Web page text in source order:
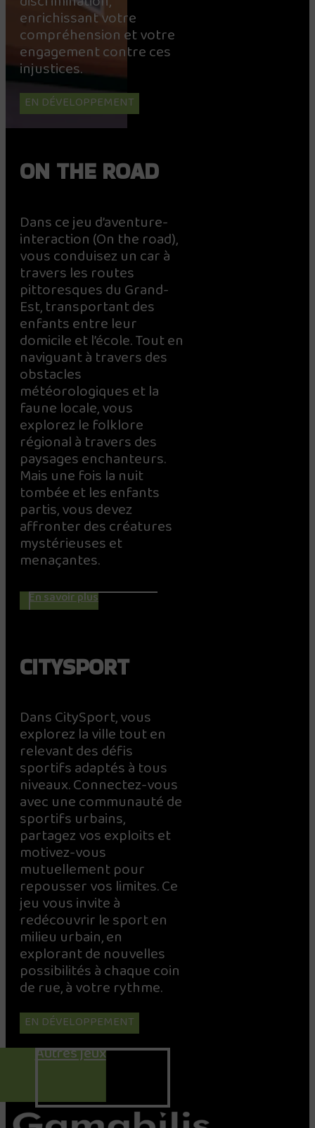
enrichissant votre
compréhension et votre
engagement contre ces
injustices.
EN DÉVELOPPEMENT
ON THE ROAD
Dans ce jeu d’aventure-
interaction (On the road),
vous conduisez un car à
travers les routes
pittoresques du Grand-
Est, transportant des
enfants entre leur
domicile et l’école. Tout en
naviguant à travers des
obstacles
météorologiques et la
faune locale, vous
explorez le folklore
régional à travers des
paysages enchanteurs.
Mais une fois la nuit
tombée et les enfants
partis, vous devez
affronter des créatures
mystérieuses et
menaçantes.
En savoir plus
CITYSPORT
Dans CitySport, vous
explorez la ville tout en
relevant des défis
sportifs adaptés à tous
niveaux. Connectez-vous
avec une communauté de
sportifs urbains,
partagez vos exploits et
motivez-vous
mutuellement pour
repousser vos limites. Ce
jeu vous invite à
redécouvrir le sport en
milieu urbain, en
explorant de nouvelles
possibilités à chaque coin
de rue, à votre rythme.
EN DÉVELOPPEMENT
Autres jeux